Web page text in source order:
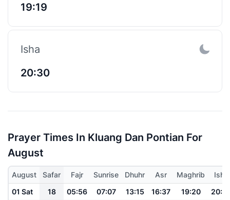
19:19
Isha
20:30
Prayer Times In Kluang Dan Pontian For
August
August Safar Fajr Sunrise Dhuhr Asr Maghrib
Isha
01 Sat
18 05:56 07:07 13:15 16:37 19:20